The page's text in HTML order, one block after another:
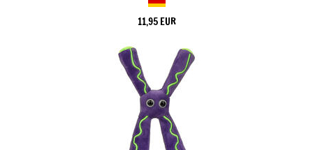
11,95 EUR